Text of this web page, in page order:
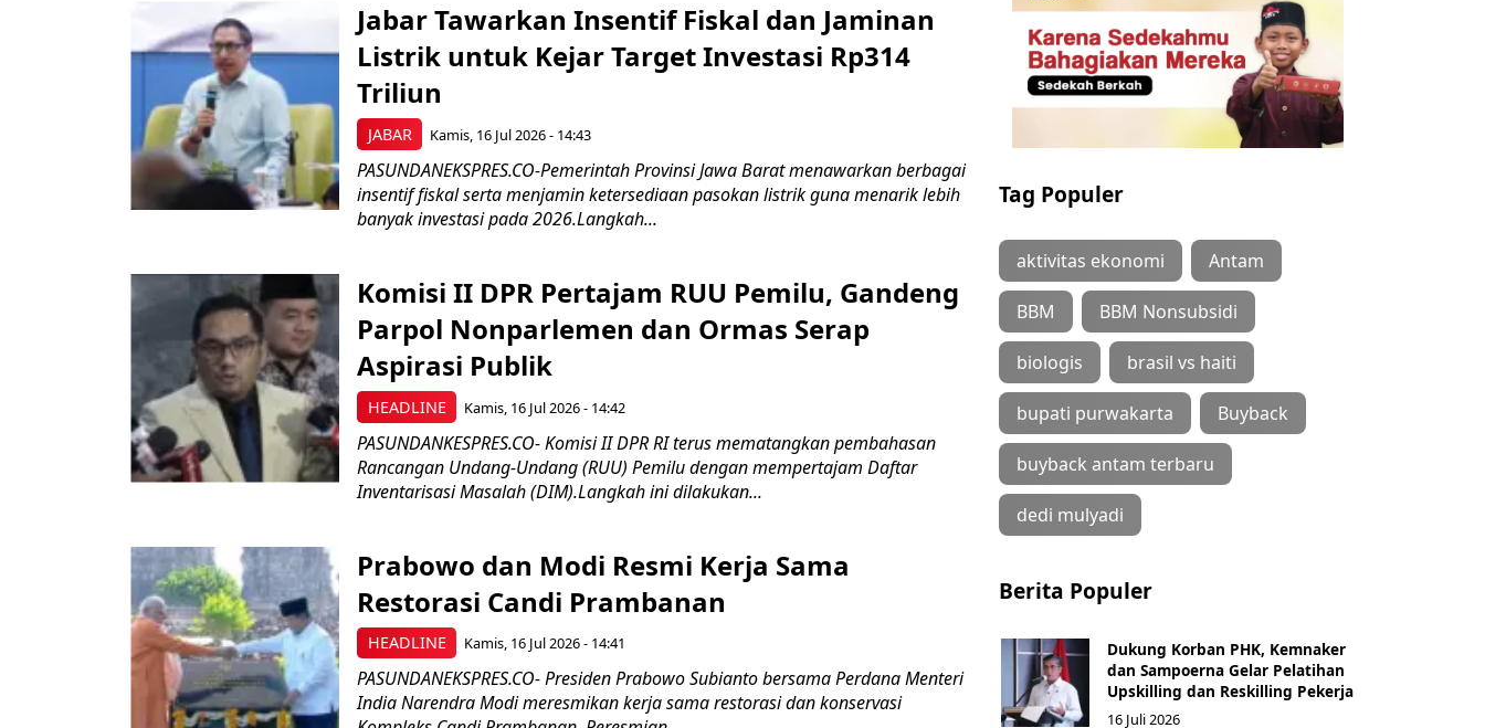
JABAR
Jabar Tawarkan Insentif Fiskal dan Jaminan
Listrik untuk Kejar Target Investasi Rp314
Triliun
Kamis, 16 Jul 2026 - 14:43
PASUNDANEKSPRES.CO-Pemerintah Provinsi Jawa Barat menawarkan berbagai
insentif fiskal serta menjamin ketersediaan pasokan listrik guna menarik lebih
banyak investasi pada 2026.Langkah...
HEADLINE
Komisi II DPR Pertajam RUU Pemilu, Gandeng
Parpol Nonparlemen dan Ormas Serap
Aspirasi Publik
Kamis, 16 Jul 2026 - 14:42
PASUNDANKESPRES.CO- Komisi II DPR RI terus mematangkan pembahasan
Rancangan Undang-Undang (RUU) Pemilu dengan mempertajam Daftar
Inventarisasi Masalah (DIM).Langkah ini dilakukan...
HEADLINE
Prabowo dan Modi Resmi Kerja Sama
Restorasi Candi Prambanan
Kamis, 16 Jul 2026 - 14:41
PASUNDANEKSPRES.CO- Presiden Prabowo Subianto bersama Perdana Menteri
India Narendra Modi meresmikan kerja sama restorasi dan konservasi
Tag Populer
aktivitas ekonomi Antam
BBM BBM Nonsubsidi
biologis brasil vs haiti
bupati purwakarta Buyback
buyback antam terbaru
dedi mulyadi
Berita Populer
Dukung Korban PHK, Kemnaker
dan Sampoerna Gelar Pelatihan
Upskilling dan Reskilling Pekerja
16 Juli 2026